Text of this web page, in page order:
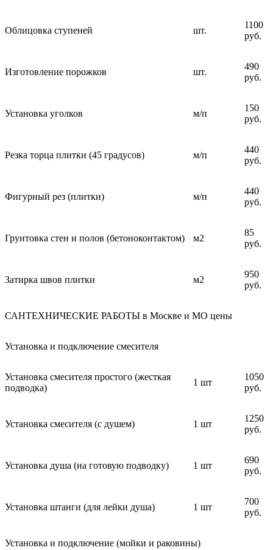
Облицовка ступеней шт.
1100
руб.
Изготовление порожков шт.
490
руб.
Установка уголков м/п
150
руб.
Резка торца плитки (45 градусов) м/п
440
руб.
Фигурный рез (плитки) м/п
440
руб.
Грунтовка стен и полов (бетоноконтактом) м2
85
руб.
Затирка швов плитки м2
950
руб.
САНТЕХНИЧЕСКИЕ РАБОТЫ в Москве и МО цены
Установка и подключение смесителя
Установка смесителя простого (жесткая
подводка)
1 шт
1050
руб.
Установка смесителя (с душем) 1 шт
1250
руб.
Установка душа (на готовую подводку) 1 шт
690
руб.
Установка штанги (для лейки душа) 1 шт
700
руб.
Установка и подключение (мойки и раковины)